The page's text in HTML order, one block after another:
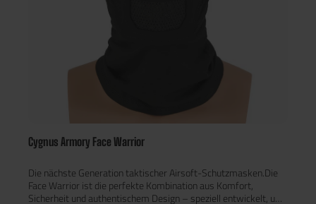
Cygnus Armory Face Warrior
Die nächste Generation taktischer Airsoft-Schutzmasken.Die
Face Warrior ist die perfekte Kombination aus Komfort,
Sicherheit und authentischem Design – speziell entwickelt, um